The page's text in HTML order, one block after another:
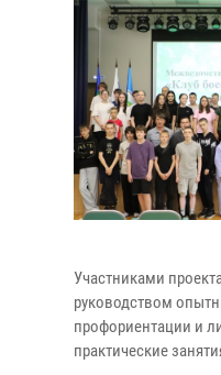
Участниками
руководством
профориентации и
практические